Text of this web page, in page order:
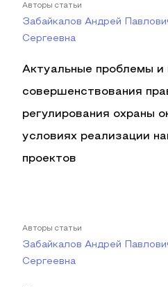
Авторы статьи
Забайкалов Андрей
Сергеевна
Актуальные проблемы и
совершенствования
регулирования охраны
условиях реализации
проектов
Авторы статьи
Забайкалов Андрей
Сергеевна